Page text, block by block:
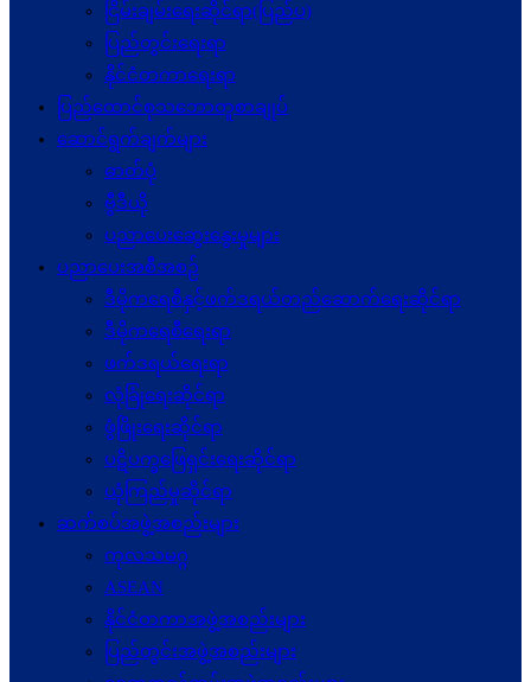
ငြိမ်းချမ်းရေးဆိုင်ရာ(ပြည်ပ)
ပြည်တွင်းရေးရာ
နိုင်ငံတကာရေးရာ
ပြည်ထောင်စုသဘောတူစာချုပ်
ဆောင်ရွက်ချက်များ
ဓာတ်ပုံ
ဗွီဒီယို
ပညာပေးဆွေးနွေးမှုများ
ပညာပေးအစီအစဉ်
ဒီမိုကရေစီနှင့်ဖက်ဒရယ်တည်ဆောက်ရေးဆိုင်ရာ
ဒီမိုကရေစီရေးရာ
ဖက်ဒရယ်ရေးရာ
လုံခြုံရေးဆိုင်ရာ
ဖွံဖြိုးရေးဆိုင်ရာ
ပဋိပက္ခ‌ဖြေရှင်းရေးဆိုင်ရာ
ယုံကြည်မှုဆိုင်ရာ
ဆက်စပ်အဖွဲ့အစည်းများ
ကုလသမဂ္ဂ
ASEAN
နိုင်ငံတကာအဖွဲ့အစည်းများ
ပြည်တွင်းအဖွဲ့အစည်းများ